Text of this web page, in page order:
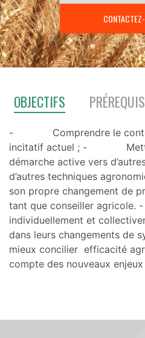
OBJECTIFS PRÉREQUIS
- Comprendre le
incitatif actuel ; - Mettre
démarche active vers
d’autres techniques
son propre changement de
tant que conseiller
individuellement et
dans leurs changements de
mieux concilier efficacité
compte des nouveaux